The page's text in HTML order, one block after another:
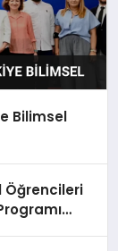
Bilimsel
Öğrencileri